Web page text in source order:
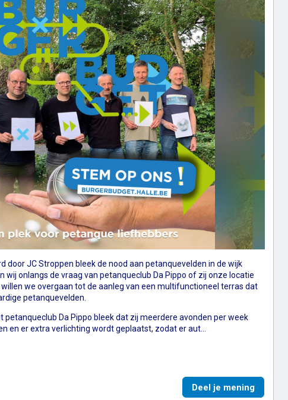
Vetsuypens, Arthur Dekoster, Hannes Van Gansen)
door JC Stroppen bleek de nood aan petanquevelden in de wijk
wij onlangs de vraag van petanqueclub Da Pippo of zij onze locatie
we overgaan tot de aanleg van een multifunctioneel terras dat
petanquevelden.
petanqueclub Da Pippo bleek dat zij meerdere avonden per week
en er extra verlichting wordt geplaatst, zodat er aut…
Deel je meningAanleg